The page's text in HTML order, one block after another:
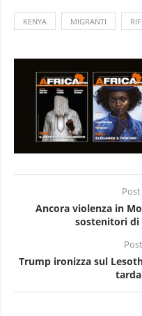
KENYA MIGRANTI
Ancora violenza in
sostenitori di
Trump ironizza sul